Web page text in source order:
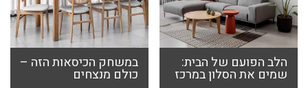
הלב הפועם של הבית:
שמים את הסלון במרכז
במשחק הכיסאות הזה –
כולם מנצחים